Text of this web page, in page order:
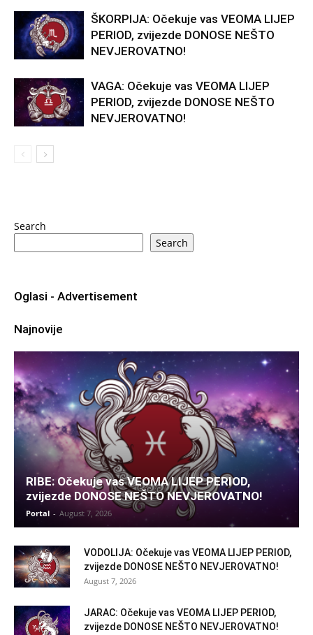
ŠKORPIJA: Očekuje vas VEOMA LIJEP
PERIOD, zvijezde DONOSE NEŠTO
NEVJEROVATNO!
VAGA: Očekuje vas VEOMA LIJEP
PERIOD, zvijezde DONOSE NEŠTO
NEVJEROVATNO!
Search
Search
Oglasi - Advertisement
Najnovije
RIBE: Očekuje vas VEOMA LIJEP PERIOD,
zvijezde DONOSE NEŠTO NEVJEROVATNO!
Portal - August 7, 2026
VODOLIJA: Očekuje vas VEOMA LIJEP PERIOD,
zvijezde DONOSE NEŠTO NEVJEROVATNO!
August 7, 2026
JARAC: Očekuje vas VEOMA LIJEP PERIOD,
zvijezde DONOSE NEŠTO NEVJEROVATNO!